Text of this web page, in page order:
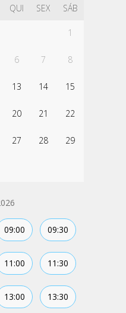
QUI SEX SÁB
1
6 7 8
13 14 15
20 21 22
27 28 29
09:00 09:30
11:00 11:30
13:00 13:30